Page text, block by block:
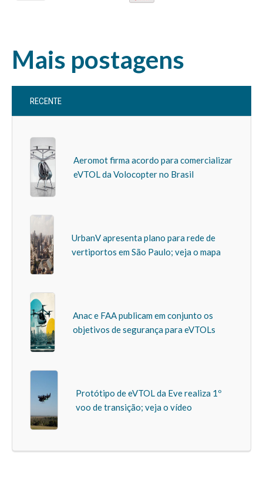
Mais postagens
RECENTE
Aeromot firma acordo para comercializar
eVTOL da Volocopter no Brasil
UrbanV apresenta plano para rede de
vertiportos em São Paulo; veja o mapa
Anac e FAA publicam em conjunto os
objetivos de segurança para eVTOLs
Protótipo de eVTOL da Eve realiza 1º
voo de transição; veja o vídeo